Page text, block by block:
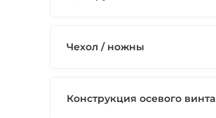
Чехол / ножны
Конструкция осевого винта